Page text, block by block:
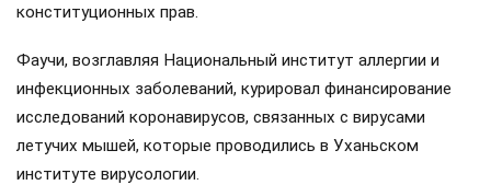
конституционных прав.
Фаучи, возглавляя Национальный институт аллергии и
инфекционных заболеваний, курировал финансирование
исследований коронавирусов, связанных с вирусами
летучих мышей, которые проводились в Уханьском
институте вирусологии.